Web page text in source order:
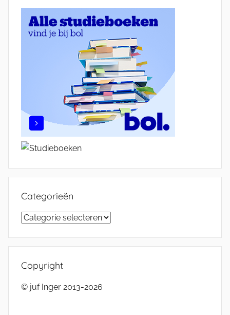
Categorieën
Categorieën
Copyright
© juf Inger 2013-2026